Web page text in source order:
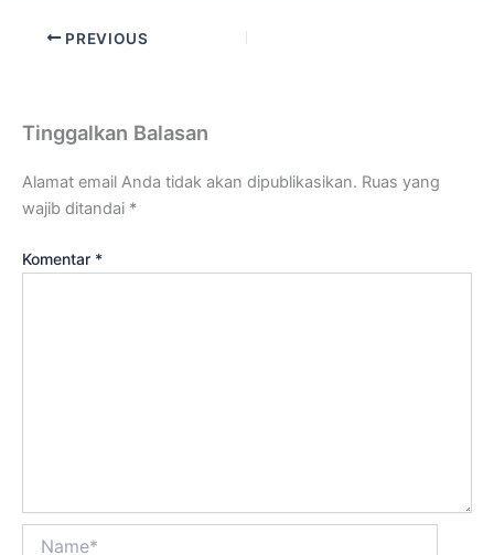
PREVIOUS
Tinggalkan Balasan
Alamat email Anda tidak akan dipublikasikan. Ruas yang
wajib ditandai *
Komentar *